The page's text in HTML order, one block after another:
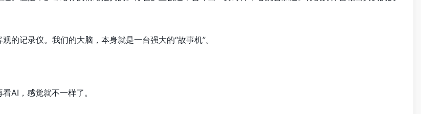
的记录仪。我们的大脑，本身就是一台强大的“故事机”。
AI，感觉就不一样了。